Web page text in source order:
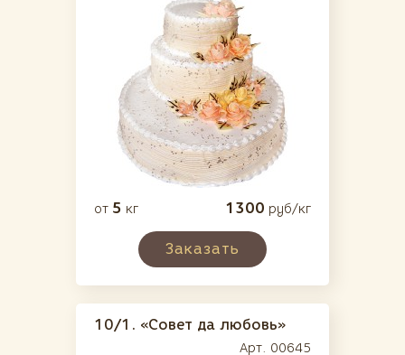
от 5 кг 1300 руб/кг
Заказать
10/1. «Совет да любовь»
Арт. 00645